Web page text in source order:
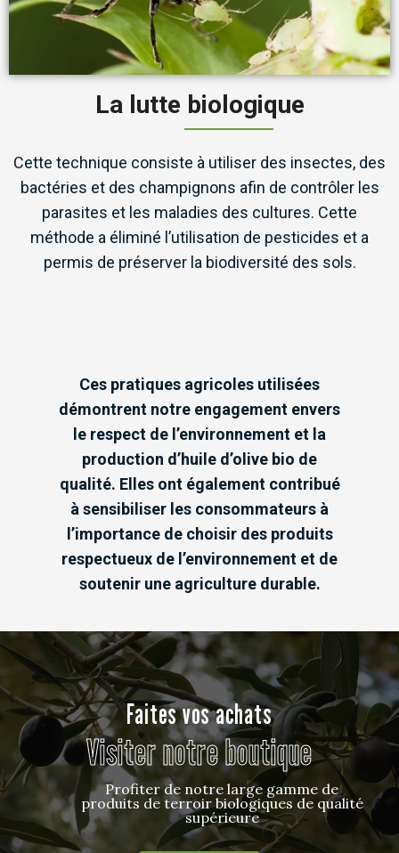
La lutte biologique
Cette technique consiste à utiliser des insectes, des
bactéries et des champignons afin de contrôler les
parasites et les maladies des cultures. Cette
méthode a éliminé l’utilisation de pesticides et a
permis de préserver la biodiversité des sols.
Ces pratiques agricoles utilisées
démontrent notre engagement envers
le respect de l’environnement et la
production d’huile d’olive bio de
qualité. Elles ont également contribué
à sensibiliser les consommateurs à
l’importance de choisir des produits
respectueux de l’environnement et de
soutenir une agriculture durable.
Faites vos achats
Visiter notre boutique
Profiter de notre large gamme de
produits de terroir biologiques de qualité
supérieure